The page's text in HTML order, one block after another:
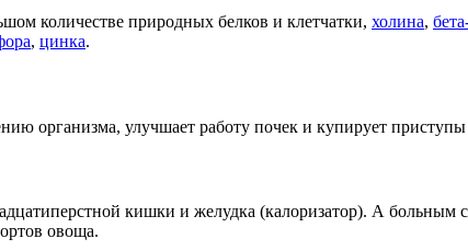
количестве природных белков и клетчатки, холина,
, цинка.
организма, улучшает работу почек и купирует
кишки и желудка (калоризатор). А больным
овоща.